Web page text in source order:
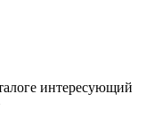
интересующий